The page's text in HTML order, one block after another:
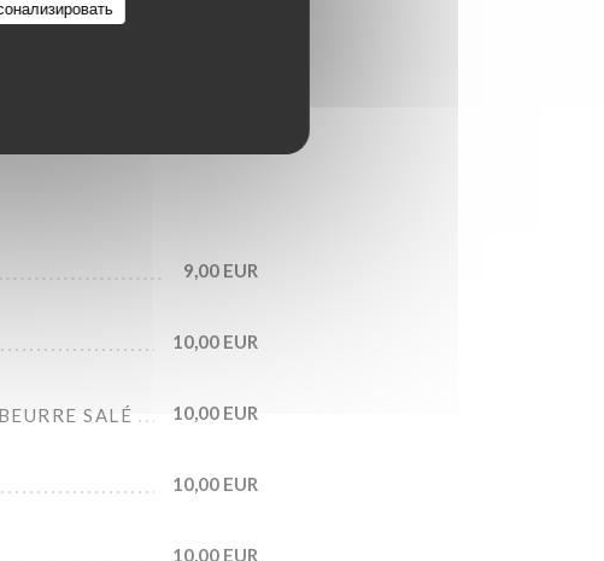
9,00 EUR
10,00 EUR
SALÉ 10,00 EUR
10,00 EUR
10,00 EUR